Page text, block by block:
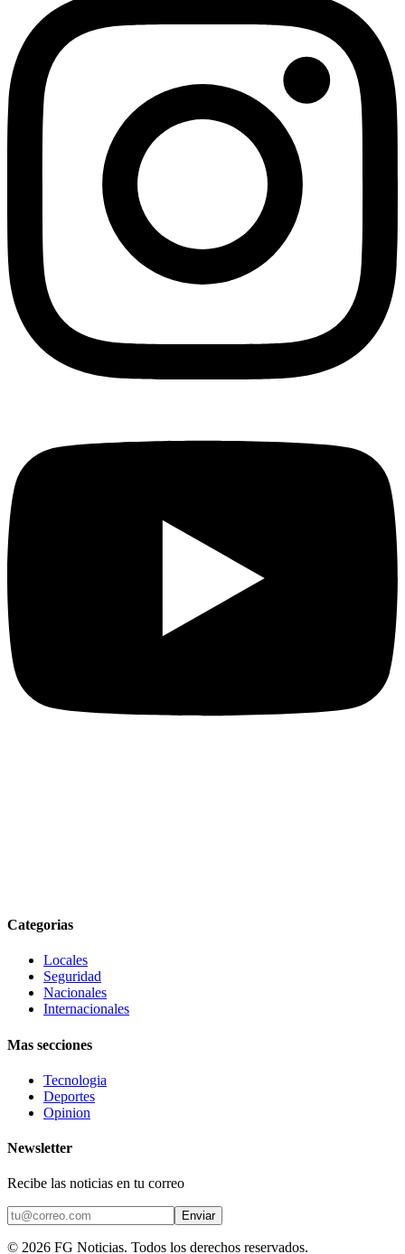
Categorias
Locales
Seguridad
Nacionales
Internacionales
Mas secciones
Tecnologia
Deportes
Opinion
Newsletter
Recibe las noticias en tu correo
Enviar
© 2026 FG Noticias. Todos los derechos reservados.